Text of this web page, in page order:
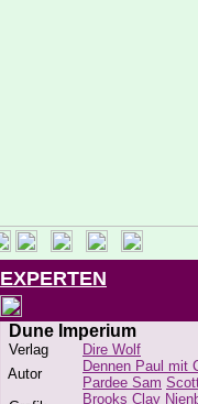
EXPERTEN
Dune Imperium
Verlag
Dire Wolf
Autor
Dennen Paul mit
Pardee Sam
Brooks Clay